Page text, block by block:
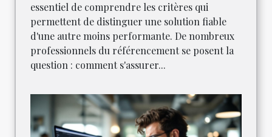
essentiel de comprendre les critères qui
permettent de distinguer une solution fiable
d'une autre moins performante. De nombreux
professionnels du référencement se posent la
question : comment s'assurer...